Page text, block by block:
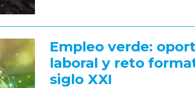
Empleo verde:
laboral y reto
siglo XXI